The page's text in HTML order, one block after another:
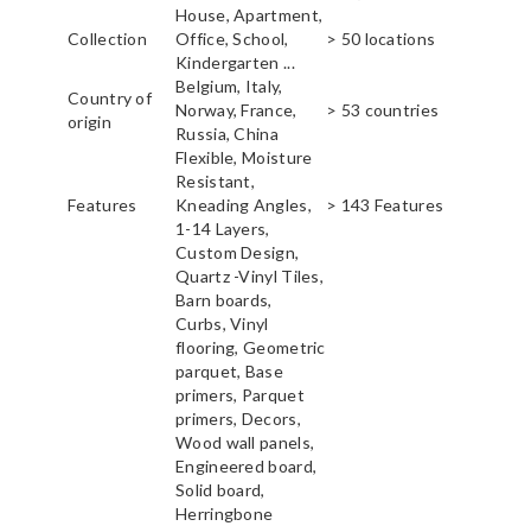
Collection
House, Apartment,
Office, School,
Kindergarten ...
> 50 locations
Country of
origin
Belgium, Italy,
Norway, France,
Russia, China
> 53 countries
Features
Flexible, Moisture
Resistant,
Kneading Angles,
1-14 Layers,
Custom Design,
> 143 Features
Quartz -Vinyl Tiles,
Barn boards,
Curbs, Vinyl
flooring, Geometric
parquet, Base
primers, Parquet
primers, Decors,
Wood wall panels,
Engineered board,
Solid board,
Herringbone